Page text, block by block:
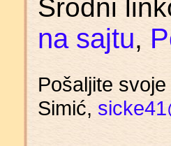
Srodni
na sajtu,
Pošaljite
Simić,